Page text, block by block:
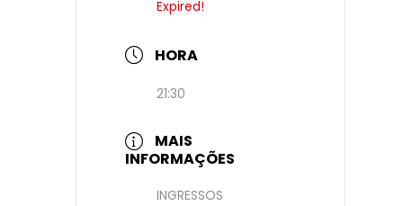
Expired!
HORA
21:30
MAIS
INFORMAÇÕES
INGRESSOS